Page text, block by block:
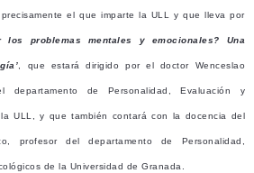
el que imparte la ULL y que lleva por
los problemas mentales y emocionales? Una
, que estará dirigido por el doctor Wenceslao
departamento de Personalidad, Evaluación y
ULL, y que también contará con la docencia del
profesor del departamento de Personalidad,
de la Universidad de Granada.